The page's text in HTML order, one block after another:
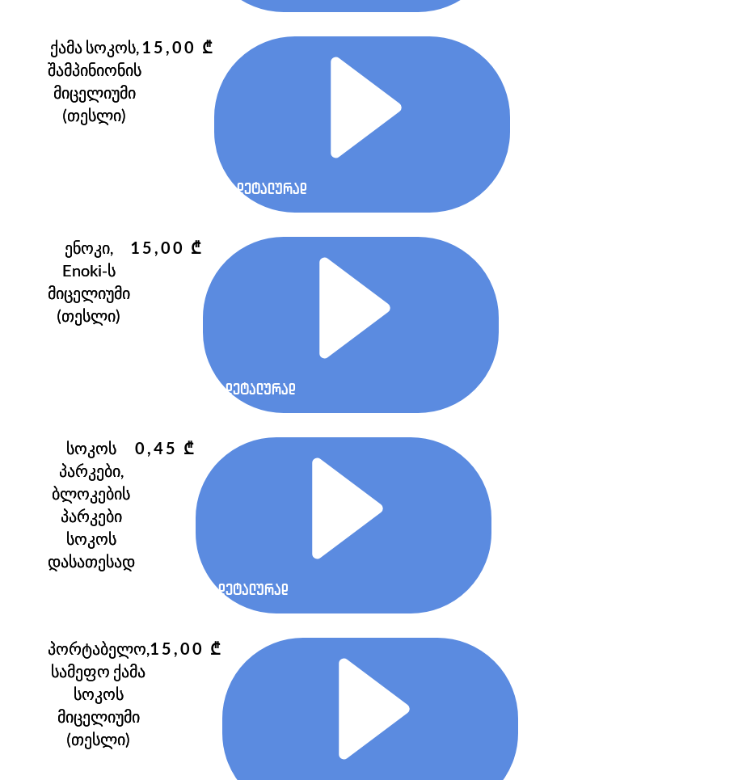
ქამა სოკოს,
შამპინიონის
მიცელიუმი
(თესლი)
15,00 ₾
დეტალურად
ენოკი,
Enoki-ს
მიცელიუმი
(თესლი)
15,00 ₾
დეტალურად
სოკოს
პარკები,
ბლოკების
პარკები
სოკოს
დასათესად
0,45 ₾
დეტალურად
პორტაბელო,
სამეფო ქამა
სოკოს
მიცელიუმი
(თესლი)
15,00 ₾